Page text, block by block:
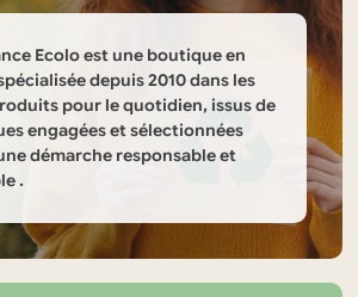
Ecolo est une boutique en
depuis 2010 dans les
pour le quotidien, issus de
engagées et sélectionnées
démarche responsable et
.